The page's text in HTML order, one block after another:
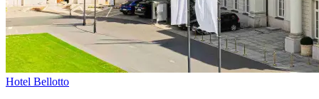
Hotel Bellotto